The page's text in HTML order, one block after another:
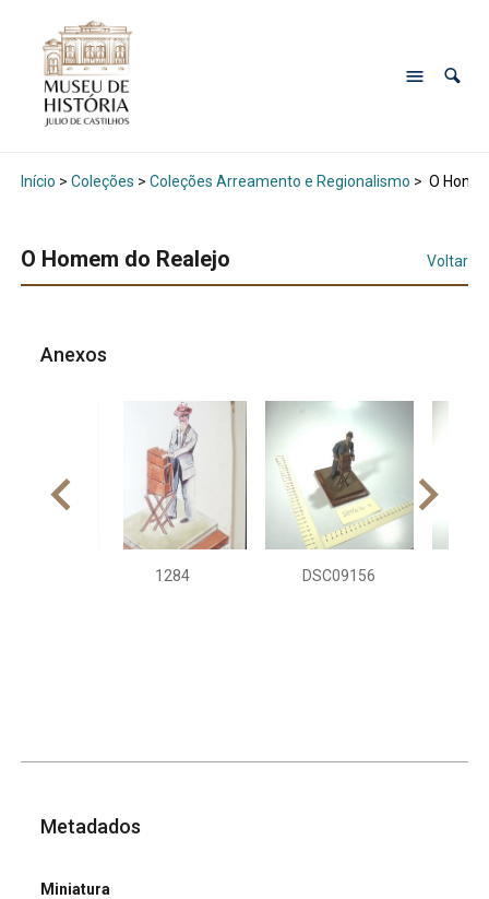
Início > Coleções > Coleções Arreamento e Regionalismo > O
O Homem do Realejo Voltar
Anexos
1284 DSC09156
Metadados
Miniatura